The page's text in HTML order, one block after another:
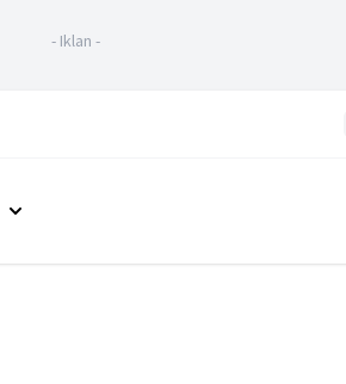
- Iklan -